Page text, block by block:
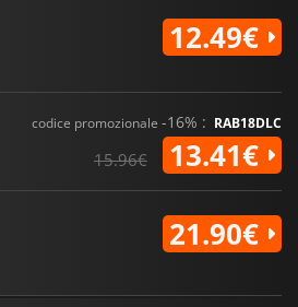
12.49€
codice promozionale -16% : RAB18DLC
15.96€ 13.41€
21.90€